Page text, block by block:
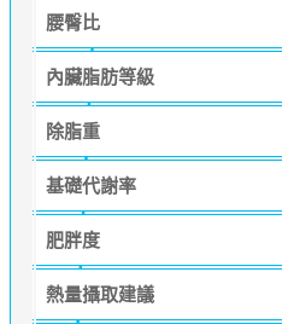
腰臀比
內臟脂肪等級
除脂重
基礎代謝率
肥胖度
熱量攝取建議